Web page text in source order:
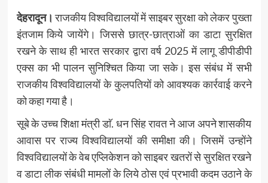
देहरादून। राजकीय विश्वविद्यालयों में साइबर सुरक्षा को लेकर पुख्ता
इंतजाम किये जायेंगे। जिससे छात्र-छात्राओं का डाटा सुरक्षित
रखने के साथ ही भारत सरकार द्वारा वर्ष 2025 में लागू डीपीडीपी
एक्स का भी पालन सुनिश्चित किया जा सके। इस संबंध में सभी
राजकीय विश्वविद्यालयों के कुलपतियों को आवश्यक कार्रवाई करने
को कहा गया है।
सूबे के उच्च शिक्षा मंत्री डाॅ. धन सिंह रावत ने आज अपने शासकीय
आवास पर राज्य विश्वविद्यालयों की समीक्षा की। जिसमें उन्होंने
विश्वविद्यालयों के वेब एप्लिकेशन को साइबर खतरों से सुरक्षित रखने
व डाटा लीक संबंधी मामलों के लिये ठोस एवं प्रभावी कदम उठाने के